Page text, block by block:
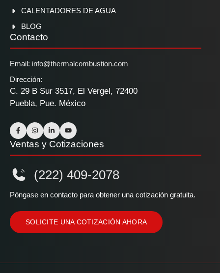
CALENTADORES DE AGUA
BLOG
Contacto
Email: info@thermalcombustion.com
Dirección:
C. 29 B Sur 3517, El Vergel, 72400
Puebla, Pue. México
Ventas y Cotizaciones
(222) 409-2078
Póngase en contacto para obtener una cotización gratuita.
SOLICITE UNA COTIZACIÓN AHORA